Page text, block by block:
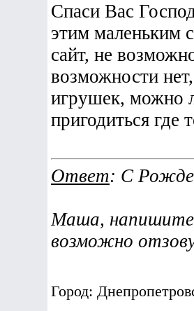
Спаси Вас
этим маленьким
сайт, не
возможности
игрушек, можно
пригодиться где
Ответ: С
Маша, напишите
возможно
Город: